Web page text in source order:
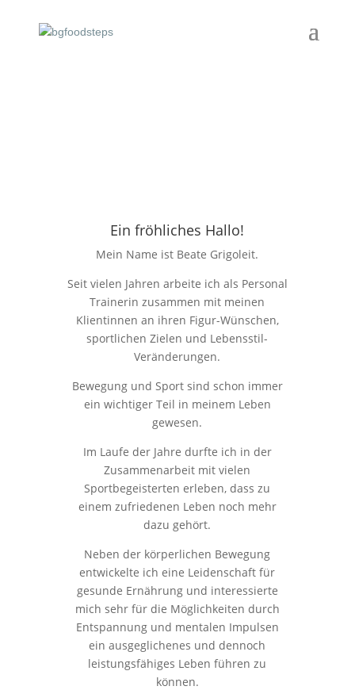
Ein fröhliches Hallo!
Mein Name ist Beate Grigoleit.
Seit vielen Jahren arbeite ich als Personal
Trainerin zusammen mit meinen
Klientinnen an ihren Figur-Wünschen,
sportlichen Zielen und Lebensstil-
Veränderungen.
Bewegung und Sport sind schon immer
ein wichtiger Teil in meinem Leben
gewesen.
Im Laufe der Jahre durfte ich in der
Zusammenarbeit mit vielen
Sportbegeisterten erleben, dass zu
einem zufriedenen Leben noch mehr
dazu gehört.
Neben der körperlichen Bewegung
entwickelte ich eine Leidenschaft für
gesunde Ernährung und interessierte
mich sehr für die Möglichkeiten durch
Entspannung und mentalen Impulsen
ein ausgeglichenes und dennoch
leistungsfähiges Leben führen zu
können.